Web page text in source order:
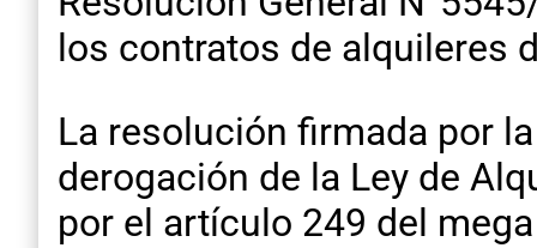
los contratos de alquileres
La resolución firmada por
derogación de la Ley de
por el artículo 249 del